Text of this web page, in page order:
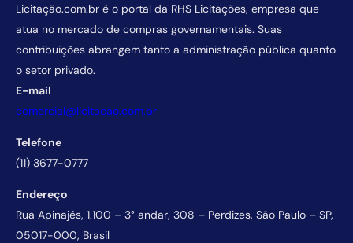
Licitação.com.br é o portal da RHS Licitações, empresa que
atua no mercado de compras governamentais. Suas
contribuições abrangem tanto a administração pública quanto
o setor privado.
E-mail
comercial@licitacao.com.br
Telefone
(11) 3677-0777
Endereço
Rua Apinajés, 1.100 – 3° andar, 308 – Perdizes, São Paulo – SP,
05017-000, Brasil